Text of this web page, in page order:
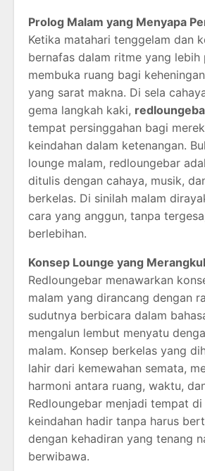
Prolog Malam yang Menyapa
Ketika matahari tenggelam dan
bernafas dalam ritme yang lebih
membuka ruang bagi keheningan
yang sarat makna. Di sela
gema langkah kaki,
tempat persinggahan bagi
keindahan dalam ketenangan.
lounge malam, redloungebar
ditulis dengan cahaya, musik,
berkelas. Di sinilah malam
cara yang anggun, tanpa
berlebihan.
Konsep Lounge yang
Redloungebar menawarkan
malam yang dirancang dengan
sudutnya berbicara dalam
mengalun lembut menyatu
malam. Konsep berkelas yang
lahir dari kemewahan semata,
harmoni antara ruang, waktu,
Redloungebar menjadi tempat di
keindahan hadir tanpa harus
dengan kehadiran yang tenang
berwibawa.